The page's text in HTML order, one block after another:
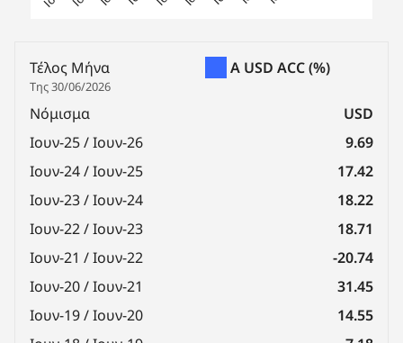
Τέλος Μήνα
Της 30/06/2026
A USD ACC(%)
Νόμισμα
USD
Ιουν-25 / Ιουν-26
9.69
Ιουν-24 / Ιουν-25
17.42
Ιουν-23 / Ιουν-24
18.22
Ιουν-22 / Ιουν-23
18.71
Ιουν-21 / Ιουν-22
-20.74
Ιουν-20 / Ιουν-21
31.45
Ιουν-19 / Ιουν-20
14.55